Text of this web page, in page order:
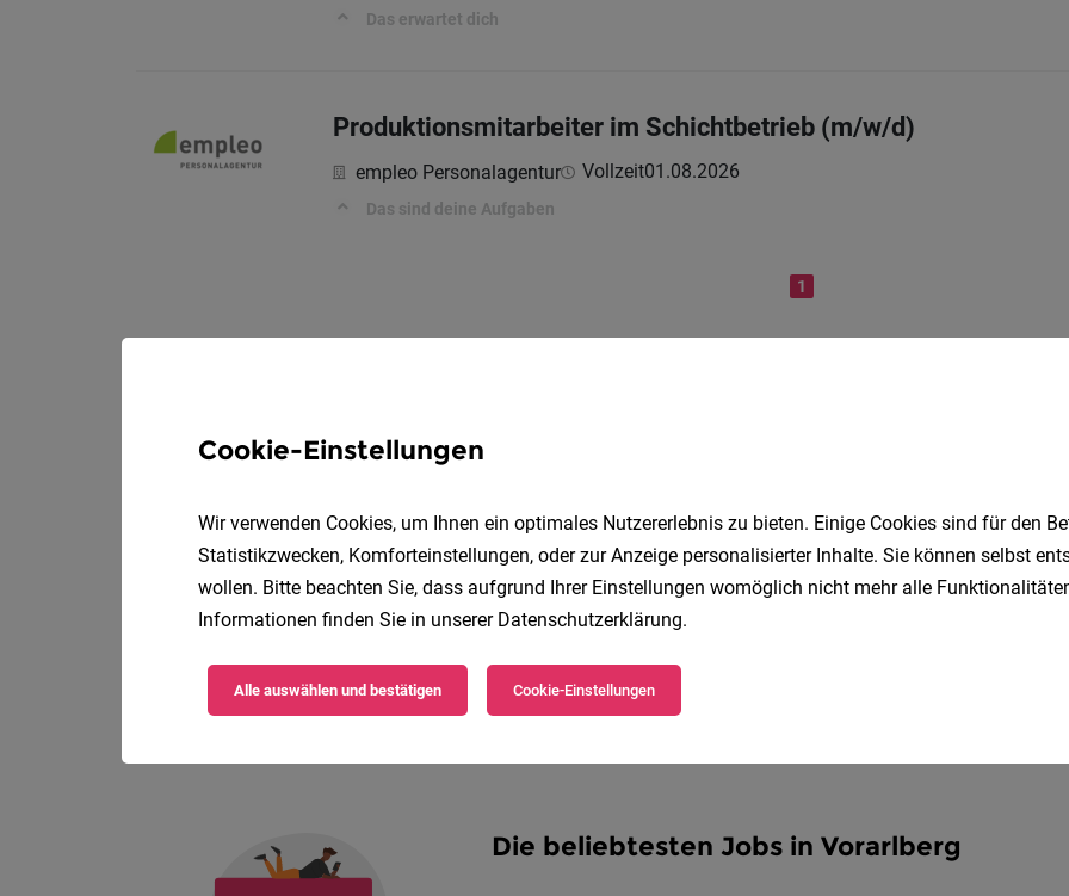
Das erwartet dich
Produktionsmitarbeiter im Schichtbetrieb (m/w/d)
empleo Personalagentur Vollzeit01.08.2026
Das sind deine Aufgaben
1
Die beliebtesten Jobs in Vorarlberg
Cookie-Einstellungen
Wir verwenden Cookies, um Ihnen ein optimales Nutzererlebnis zu bieten. Einige Cookies sind für den
Statistikzwecken, Komforteinstellungen, oder zur Anzeige personalisierter Inhalte. Sie können selbst
wollen. Bitte beachten Sie, dass aufgrund Ihrer Einstellungen womöglich nicht mehr alle
Informationen finden Sie in unserer Datenschutzerklärung.
Alle auswählen und bestätigen Cookie-Einstellungen